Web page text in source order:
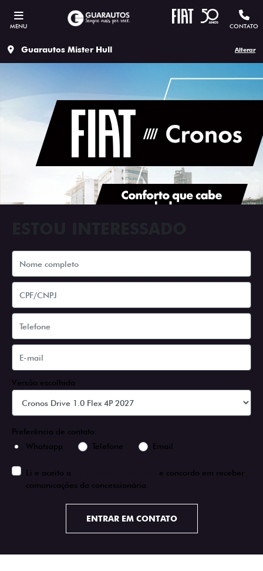
MENU CONTATO
Guarautos Mister Hull Alterar
Versão escolhida
Preferência de contato:
Whatsapp
Telefone Email
Li e aceito a
e concordo em receber
comunicações da concessionária.
ENTRAR EM CONTATO